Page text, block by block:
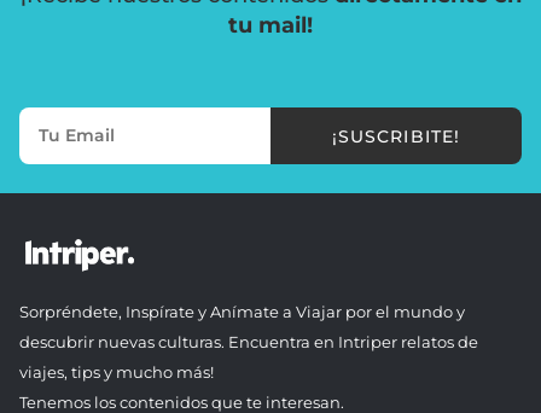
tu mail!
¡SUSCRIBITE!
Sorpréndete, Inspírate y Anímate a Viajar por el mundo y
descubrir nuevas culturas. Encuentra en Intriper relatos de
viajes, tips y mucho más!
Tenemos los contenidos que te interesan.